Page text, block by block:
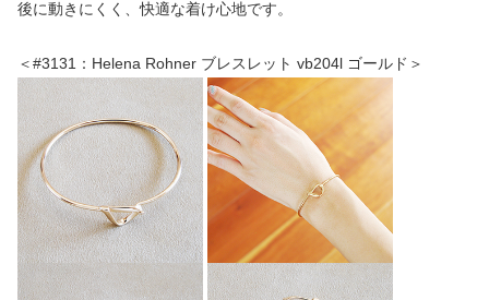
後に動きにくく、快適な着け心地です。
＜#3131：Helena Rohner ブレスレット vb204l ゴールド＞